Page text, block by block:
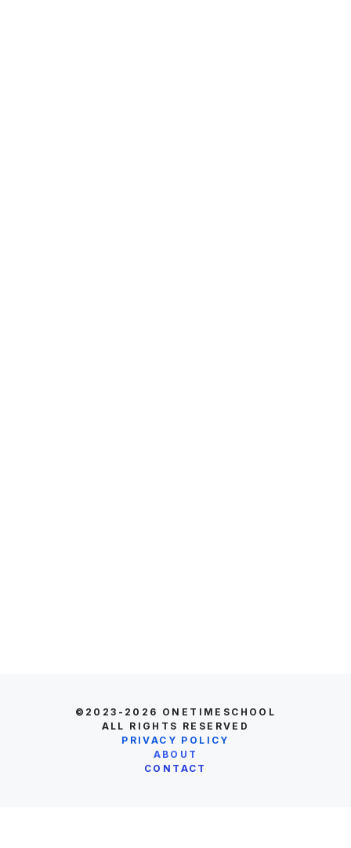
©2023-2026 ONETIMESCHOOL
ALL RIGHTS RESERVED
PRIVACY POLICY
ABOUT
CONTACT